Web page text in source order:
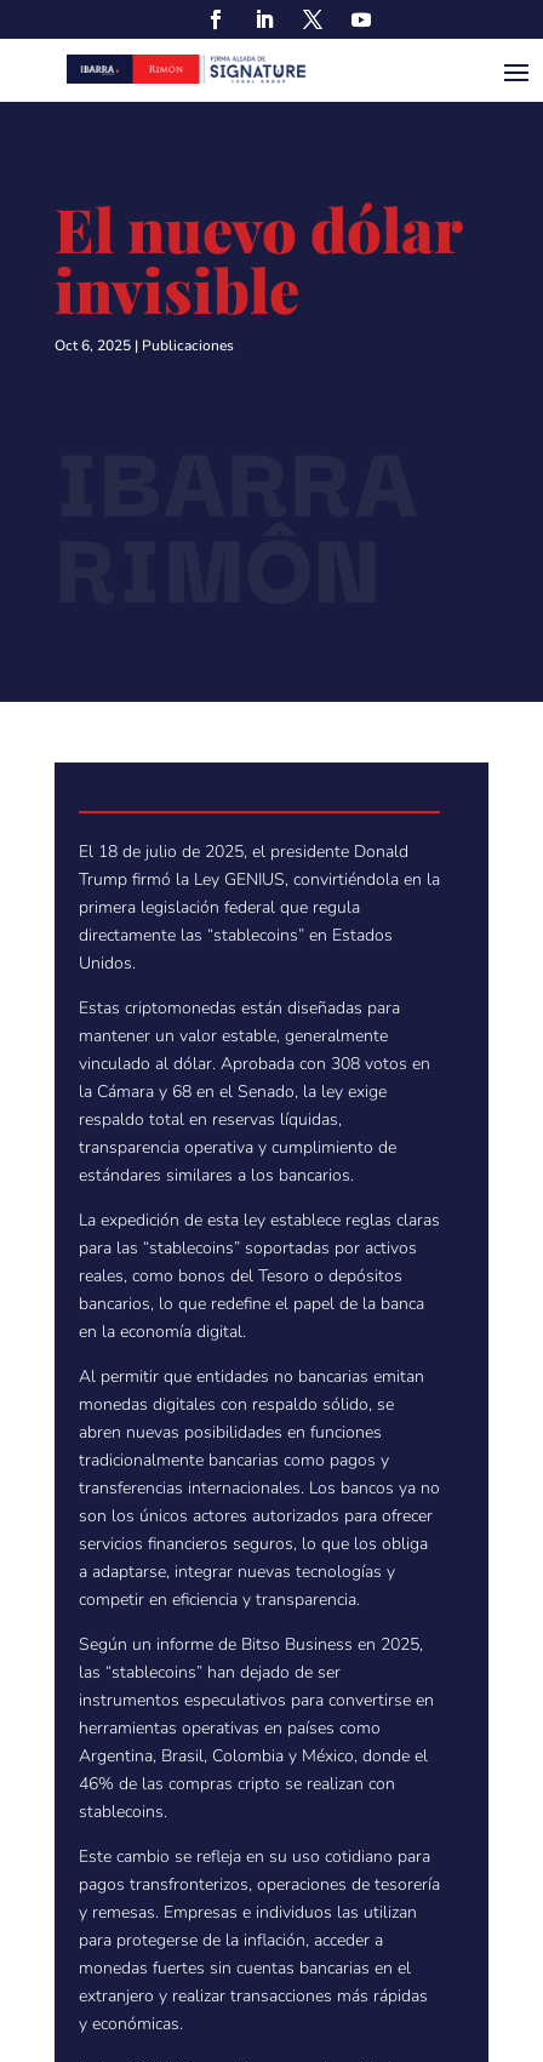
El nuevo dólar
invisible
Oct 6, 2025| Publicaciones
El 18 de julio de 2025, el presidente Donald
Trump firmó la Ley GENIUS, convirtiéndola en la
primera legislación federal que regula
directamente las “stablecoins” en Estados
Unidos.
Estas criptomonedas están diseñadas para
mantener un valor estable, generalmente
vinculado al dólar. Aprobada con 308 votos en
la Cámara y 68 en el Senado, la ley exige
respaldo total en reservas líquidas,
transparencia operativa y cumplimiento de
estándares similares a los bancarios.
La expedición de esta ley establece reglas claras
para las “stablecoins” soportadas por activos
reales, como bonos del Tesoro o depósitos
bancarios, lo que redefine el papel de la banca
en la economía digital.
Al permitir que entidades no bancarias emitan
monedas digitales con respaldo sólido, se
abren nuevas posibilidades en funciones
tradicionalmente bancarias como pagos y
transferencias internacionales. Los bancos ya no
son los únicos actores autorizados para ofrecer
servicios financieros seguros, lo que los obliga
a adaptarse, integrar nuevas tecnologías y
competir en eficiencia y transparencia.
Según un informe de Bitso Business en 2025,
las “stablecoins” han dejado de ser
instrumentos especulativos para convertirse en
herramientas operativas en países como
Argentina, Brasil, Colombia y México, donde el
46% de las compras cripto se realizan con
stablecoins.
Este cambio se refleja en su uso cotidiano para
pagos transfronterizos, operaciones de tesorería
y remesas. Empresas e individuos las utilizan
para protegerse de la inflación, acceder a
monedas fuertes sin cuentas bancarias en el
extranjero y realizar transacciones más rápidas
y económicas.